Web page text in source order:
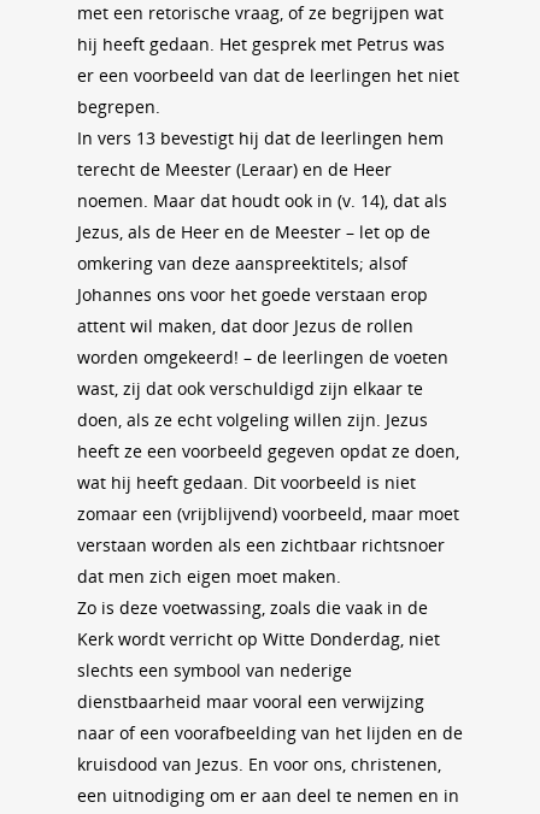
met een retorische vraag, of ze begrijpen wat
hij heeft gedaan. Het gesprek met Petrus was
er een voorbeeld van dat de leerlingen het niet
begrepen.
In vers 13 bevestigt hij dat de leerlingen hem
terecht de Meester (Leraar) en de Heer
noemen. Maar dat houdt ook in (v. 14), dat als
Jezus, als de Heer en de Meester – let op de
omkering van deze aanspreektitels; alsof
Johannes ons voor het goede verstaan erop
attent wil maken, dat door Jezus de rollen
worden omgekeerd! – de leerlingen de voeten
wast, zij dat ook verschuldigd zijn elkaar te
doen, als ze echt volgeling willen zijn. Jezus
heeft ze een voorbeeld gegeven opdat ze doen,
wat hij heeft gedaan. Dit voorbeeld is niet
zomaar een (vrijblijvend) voorbeeld, maar moet
verstaan worden als een zichtbaar richtsnoer
dat men zich eigen moet maken.
Zo is deze voetwassing, zoals die vaak in de
Kerk wordt verricht op Witte Donderdag, niet
slechts een symbool van nederige
dienstbaarheid maar vooral een verwijzing
naar of een voorafbeelding van het lijden en de
kruisdood van Jezus. En voor ons, christenen,
een uitnodiging om er aan deel te nemen en in